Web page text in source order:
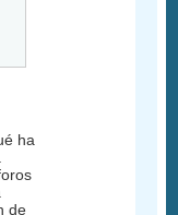
ha
de